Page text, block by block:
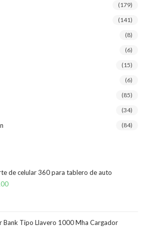
(179)
(141)
(8)
(6)
(15)
(6)
(85)
(34)
(84)
de celular 360 para tablero de auto
Bank Tipo Llavero 1000 Mha Cargador